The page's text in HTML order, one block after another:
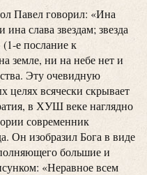
Павел говорил: «Ина
слава звездам; звезда
(1-е послание к
земле, ни на небе нет и
Эту очевидную
целях всячески скрывает
в ХУШ веке наглядно
современник
Он изобразил Бога в виде
большие и
«Неравное всем